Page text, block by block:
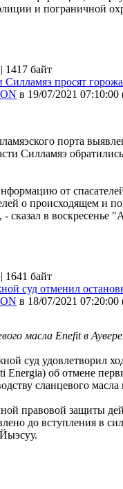
и пограничной
| 1417 байт
Силламяэ просят
в 19/07/2021 07:10:00
порта
Силламяэ
от
о происходящем и
сказал в воскресенье
| 1641 байт
суд отменил
в 18/07/2021 07:20:00
масла Enefit в
суд удовлетворил
Energia) об отмене
сланцевого
правовой защиты
до вступления в